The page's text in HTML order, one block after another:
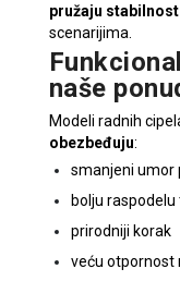
pružaju
scenarijima.
naše
Modeli radnih
obezbeđuju:
smanjeni umor
bolju raspodelu
prirodniji korak
veću otpornost